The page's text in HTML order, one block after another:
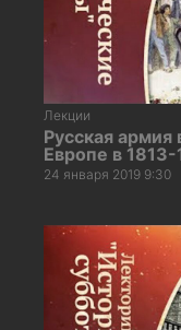
Лекции
Русская
Европе в 1813-
24 января 2019 9:30